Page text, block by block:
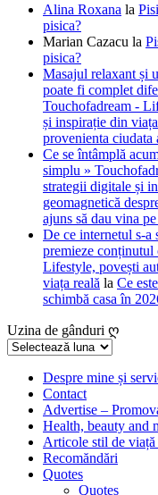
Alina Roxana la
pisica?
Marian Cazacu la
pisica?
Masajul relaxant și
poate fi complet
Touchofadream -
și inspirație din
provenienta
Ce se întâmplă
simplu »
strategii digitale și
geomagnetică
ajuns să dau vina
De ce internetul s-a
premieze conținutul
Lifestyle, povești
viața reală la Ce
schimbă casa în
Uzina de gânduri ღ
Uzina
gânduriDespre mine și
Contact
Advertise –
Health, beauty and
Articole stil de viață
Recomăndări
Quotes
Quotes